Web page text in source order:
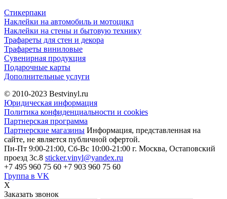
Стикерпаки
Наклейки на автомобиль и мотоцикл
Наклейки на стены и бытовую технику
Трафареты для стен и декора
Трафареты виниловые
Сувенирная продукция
Подарочные карты
Дополнительные услуги
© 2010-2023 Bestvinyl.ru
Юридическая информация
Политика конфиденциальности и cookies
Партнерская программа
Партнерские магазины Информация, представленная на
сайте, не является публичной офертой.
Пн-Пт 9:00-21:00, Сб-Вс 10:00-21:00 г. Москва, Остаповский
проезд 3с.8 sticker.vinyl@yandex.ru
+7 495 960 75 60 +7 903 960 75 60
Группа в VK
X
Заказать звонок